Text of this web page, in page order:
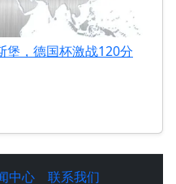
堡，德国杯激战120分
中心
联系我们